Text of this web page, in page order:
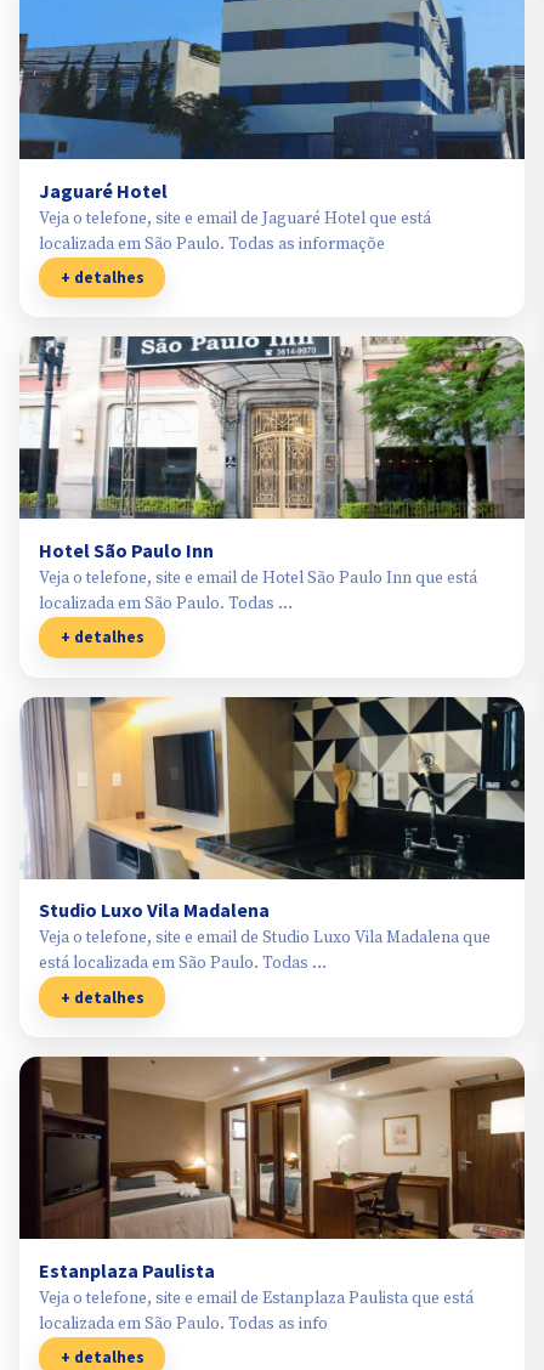
Jaguaré Hotel
Veja o telefone, site e email de Jaguaré Hotel que está
localizada em São Paulo. Todas as informaçõe
+ detalhes
Hotel São Paulo Inn
Veja o telefone, site e email de Hotel São Paulo Inn que está
localizada em São Paulo. Todas …
+ detalhes
Studio Luxo Vila Madalena
Veja o telefone, site e email de Studio Luxo Vila Madalena que
está localizada em São Paulo. Todas …
+ detalhes
Estanplaza Paulista
Veja o telefone, site e email de Estanplaza Paulista que está
localizada em São Paulo. Todas as info
+ detalhes